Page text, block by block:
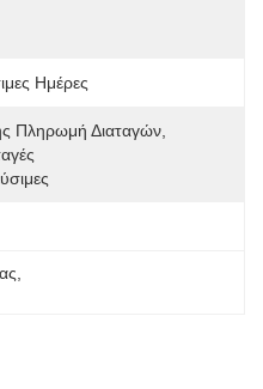
Ημέρες
Πληρωμή Διαταγών,